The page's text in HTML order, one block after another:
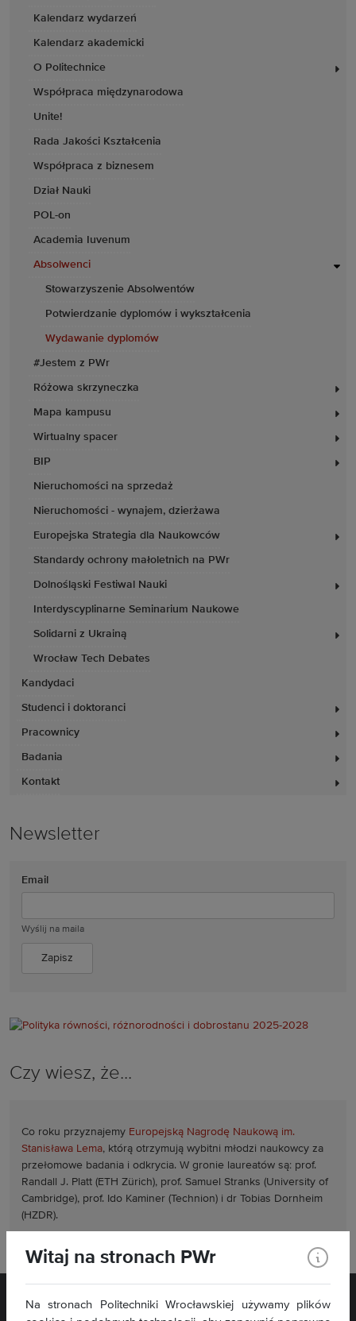
Kalendarz wydarzeń
Kalendarz akademicki
O Politechnice
Współpraca międzynarodowa
Unite!
Rada Jakości Kształcenia
Współpraca z biznesem
Dział Nauki
POL-on
Academia Iuvenum
Absolwenci
Stowarzyszenie Absolwentów
Potwierdzanie dyplomów i wykształcenia
Wydawanie dyplomów
#Jestem z PWr
Różowa skrzyneczka
Mapa kampusu
Wirtualny spacer
BIP
Nieruchomości na sprzedaż
Nieruchomości - wynajem, dzierżawa
Europejska Strategia dla Naukowców
Standardy ochrony małoletnich na PWr
Dolnośląski Festiwal Nauki
Interdyscyplinarne Seminarium Naukowe
Solidarni z Ukrainą
Wrocław Tech Debates
Kandydaci
Studenci i doktoranci
Pracownicy
Badania
Kontakt
Newsletter
Email
Wyślij na maila
Czy wiesz, że...
Co roku przyznajemy Europejską Nagrodę Naukową im.
Stanisława Lema, którą otrzymują wybitni młodzi naukowcy za
przełomowe badania i odkrycia. W gronie laureatów są: prof.
Randall J. Platt (ETH Zürich), prof. Samuel Stranks (University of
Cambridge), prof. Ido Kaminer (Technion) i dr Tobias Dornheim
(HZDR).
Witaj na stronach PWr
Na stronach Politechniki Wrocławskiej używamy plików